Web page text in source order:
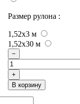
Размер рулона :
1,52x3 м
1,52x30 м
−
+
В корзину